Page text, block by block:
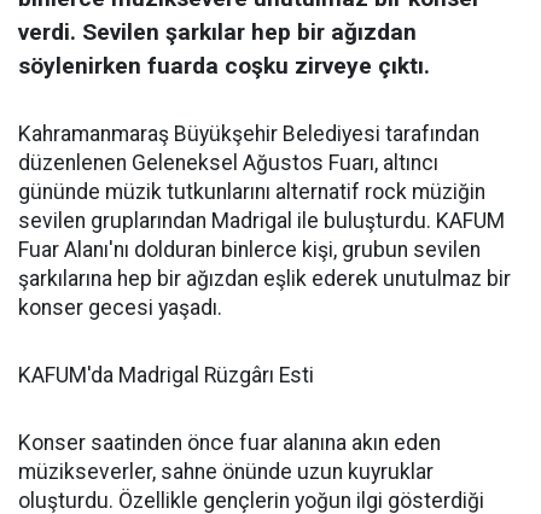
verdi. Sevilen şarkılar hep bir ağızdan
söylenirken fuarda coşku zirveye çıktı.
Kahramanmaraş Büyükşehir Belediyesi tarafından
düzenlenen Geleneksel Ağustos Fuarı, altıncı
gününde müzik tutkunlarını alternatif rock müziğin
sevilen gruplarından Madrigal ile buluşturdu. KAFUM
Fuar Alanı'nı dolduran binlerce kişi, grubun sevilen
şarkılarına hep bir ağızdan eşlik ederek unutulmaz bir
konser gecesi yaşadı.
KAFUM'da Madrigal Rüzgârı Esti
Konser saatinden önce fuar alanına akın eden
müzikseverler, sahne önünde uzun kuyruklar
oluşturdu. Özellikle gençlerin yoğun ilgi gösterdiği